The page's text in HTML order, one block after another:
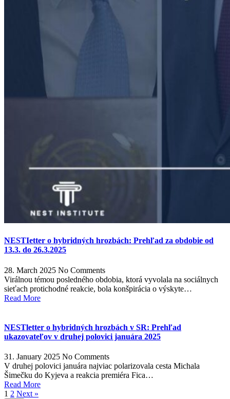
NESTIetter o hybridných hrozbách: Prehľad za obdobie od
13.3. do 26.3.2025
28. March 2025 No Comments
Virálnou témou posledného obdobia, ktorá vyvolala na sociálnych
sieťach protichodné reakcie, bola konšpirácia o výskyte…
Read More
NESTletter o hybridných hrozbách v SR: Prehľad
ukazovateľov v druhej polovici januára 2025
31. January 2025 No Comments
V druhej polovici januára najviac polarizovala cesta Michala
Šimečku do Kyjeva a reakcia premiéra Fica…
Read More
1 2 Next »